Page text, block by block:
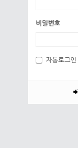
비밀번호
자동로그인